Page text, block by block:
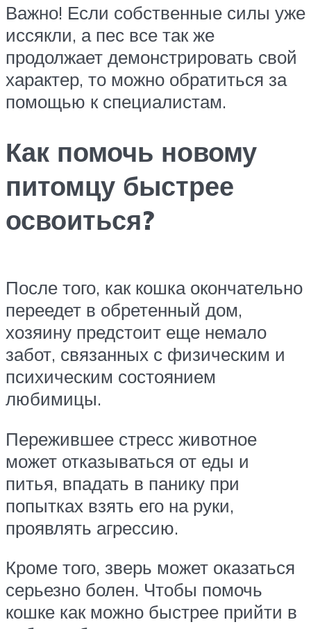
Важно! Если собственные силы уже
иссякли, а пес все так же
продолжает демонстрировать свой
характер, то можно обратиться за
помощью к специалистам.
Как помочь новому
питомцу быстрее
освоиться?
После того, как кошка окончательно
переедет в обретенный дом,
хозяину предстоит еще немало
забот, связанных с физическим и
психическим состоянием
любимицы.
Пережившее стресс животное
может отказываться от еды и
питья, впадать в панику при
попытках взять его на руки,
проявлять агрессию.
Кроме того, зверь может оказаться
серьезно болен. Чтобы помочь
кошке как можно быстрее прийти в